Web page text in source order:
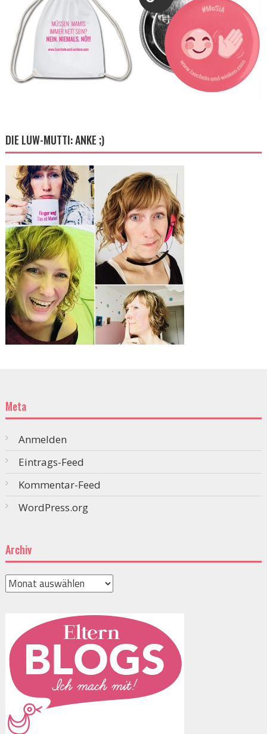
DIE LUW-MUTTI: ANKE ;)
Meta
Anmelden
Eintrags-Feed
Kommentar-Feed
WordPress.org
Archiv
Archiv